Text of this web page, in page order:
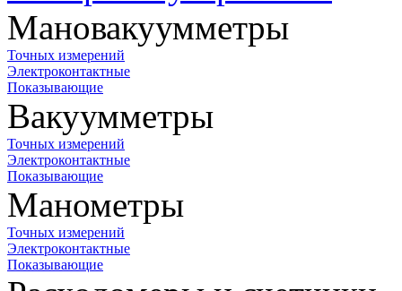
Мановакуумметры
Точных измерений
Электроконтактные
Показывающие
Вакуумметры
Точных измерений
Электроконтактные
Показывающие
Манометры
Точных измерений
Электроконтактные
Показывающие